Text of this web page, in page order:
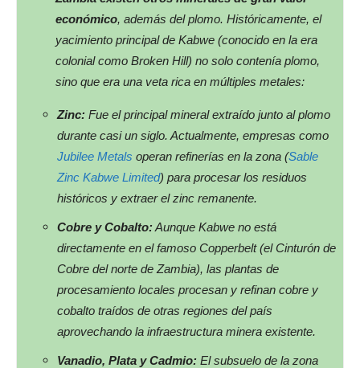
económico, además del plomo. Históricamente, el
yacimiento principal de Kabwe (conocido en la era
colonial como Broken Hill) no solo contenía plomo,
sino que era una veta rica en múltiples metales:
Zinc: Fue el principal mineral extraído junto al plomo
durante casi un siglo. Actualmente, empresas como
Jubilee Metals operan refinerías en la zona (Sable
Zinc Kabwe Limited) para procesar los residuos
históricos y extraer el zinc remanente.
Cobre y Cobalto:Aunque Kabwe no está
directamente en el famoso Copperbelt(el Cinturón de
Cobre del norte de Zambia), las plantas de
procesamiento locales procesan y refinan cobre y
cobalto traídos de otras regiones del país
aprovechando la infraestructura minera existente.
Vanadio, Plata y Cadmio: El subsuelo de la zona